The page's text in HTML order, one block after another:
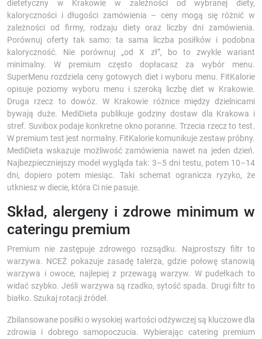
dietetyczny w Krakowie w zależności od wybranej diety,
kaloryczności i długości zamówienia – ceny mogą się różnić w
zależności od firmy, rodzaju diety oraz liczby dni zamówienia.
Porównuj oferty tak samo: ta sama liczba posiłków i podobna
kaloryczność. Nie porównuj „od X zł”, bo to zwykle wariant
minimalny. W premium często dopłacasz za wybór menu.
SuperMenu rozdziela ceny gotowych diet i wyboru menu. FitKalorie
opisuje poziomy wyboru menu i szeroką liczbę diet w Krakowie.
Druga rzecz to dowóz. W Krakowie różnice między dzielnicami
bywają duże. MediDieta publikuje godziny dostaw dla Krakowa i
stref. Suvibox podaje konkretne okno poranne. Trzecia rzecz to test.
W premium test jest normalny. FitKalorie komunikuje zestaw próbny.
MediDieta wskazuje możliwość zamówienia nawet na jeden dzień.
Najbezpieczniejszy model wygląda tak: 3–5 dni testu, potem 10–14
dni, dopiero potem miesiąc. Taki schemat ogranicza ryzyko, że
utkniesz w diecie, która Ci nie pasuje.
Skład, alergeny i zdrowe minimum w
cateringu premium
Premium nie zastępuje zdrowego rozsądku. Najprostszy filtr to
warzywa. NCEŻ pokazuje zasadę talerza, gdzie połowę stanowią
warzywa i owoce, najlepiej z przewagą warzyw. W pudełkach to
widać szybko. Jeśli warzywa są rzadko, sytość spada. Drugi filtr to
białko. Szukaj rotacji źródeł.
Zbilansowane posiłki o wysokiej wartości odżywczej są kluczowe dla
zdrowia i dobrego samopoczucia. Wybierając catering premium